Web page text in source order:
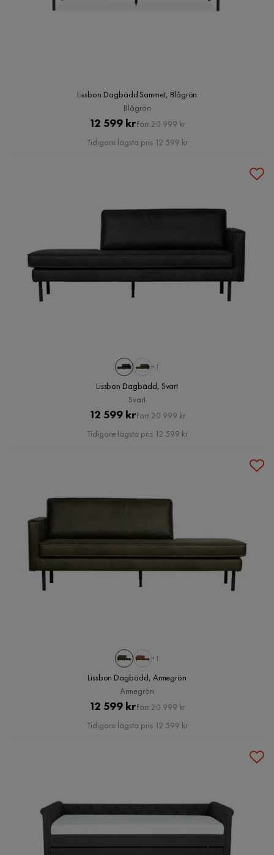
Lissbon Dagbädd Sammet, Blågrön
Blågrön
Pris
12 599 krOriginal
Pris
Förr 20 999 kr
Tidigare lägsta pris 12 599 kr
+1
Lissbon Dagbädd, Svart
Svart
Pris
12 599 krOriginal
Pris
Förr 20 999 kr
Tidigare lägsta pris 12 599 kr
+1
Lissbon Dagbädd, Armegrön
Armegrön
Pris
12 599 krOriginal
Pris
Förr 20 999 kr
Tidigare lägsta pris 12 599 kr